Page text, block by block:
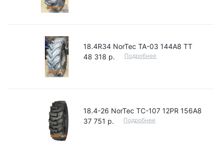
18.4R34 NorTec ТА-03 144A8 TT
48 318 р.
Подробнее
18.4-26 NorTec TC-107 12PR 156А8
37 751 р.
Подробнее